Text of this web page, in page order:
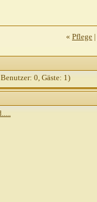
« Pflege |
0, Gäste: 1)